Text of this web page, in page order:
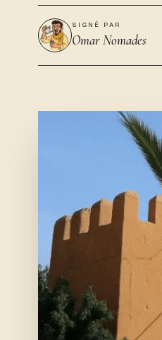
SIGNÉ PAR
Omar Nomades